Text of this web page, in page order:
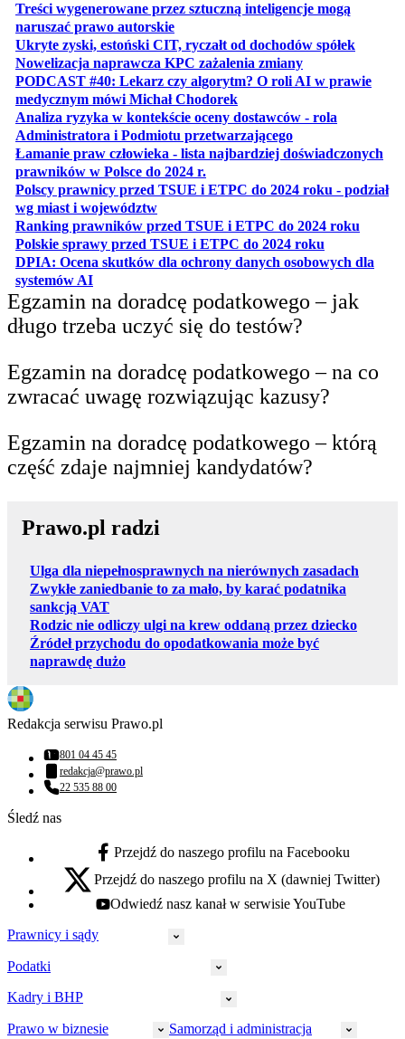
Treści wygenerowane przez sztuczną inteligencje mogą
naruszać prawo autorskieotwiera się w nowej karcie
Ukryte zyski, estoński CIT, ryczałt od dochodów spółekotwiera
Nowelizacja naprawcza KPC zażalenia zmianyotwiera się w
PODCAST #40: Lekarz czy algorytm? O roli AI w prawie
medycznym mówi Michał Chodorekotwiera się w nowej karcie
Analiza ryzyka w kontekście oceny dostawców - rola
Administratora i Podmiotu przetwarzającegootwiera się w
Łamanie praw człowieka - lista najbardziej doświadczonych
prawników w Polsce do 2024 r.
Polscy prawnicy przed TSUE i ETPC do 2024 roku - podział
wg miast i województwotwiera się w nowej karcie
Ranking prawników przed TSUE i ETPC do 2024 roku
Polskie sprawy przed TSUE i ETPC do 2024 roku
DPIA: Ocena skutków dla ochrony danych osobowych dla
systemów AIotwiera się w nowej karcie
Egzamin na doradcę podatkowego – jak
długo trzeba uczyć się do testów?
Egzamin na doradcę podatkowego – na co
zwracać uwagę rozwiązując kazusy?
Egzamin na doradcę podatkowego – którą
część zdaje najmniej kandydatów?
Prawo.pl radzi
Ulga dla niepełnosprawnych na nierównych zasadach
Zwykłe zaniedbanie to za mało, by karać podatnika
sankcją VAT
Rodzic nie odliczy ulgi na krew oddaną przez dziecko
Źródeł przychodu do opodatkowania może być
naprawdę dużo
Redakcja serwisu Prawo.pl
Numer telefonu:
801 04 45 45
Adres email:
redakcja@prawo.pl
Numer telefonu:
22 535 88 00
Śledź nas
facebook - otwiera się w nowej karcie
Przejdź do naszego profilu na Facebooku
x - otwiera się w nowej karcie
Przejdź do naszego profilu na X (dawniej Twitter)
youtube - otwiera się w nowej karcie
Odwiedź nasz kanał w serwisie YouTube
Prawnicy i sądy
Prawnicy
Policja
Podatki
CIT
Kadry i BHP
Prawo w biznesie Samorząd i administracja